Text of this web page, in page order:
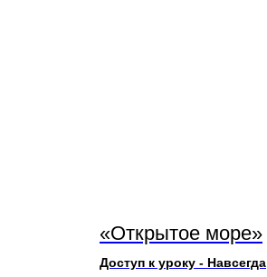
«Открытое море»
Доступ к уроку - Навсегда